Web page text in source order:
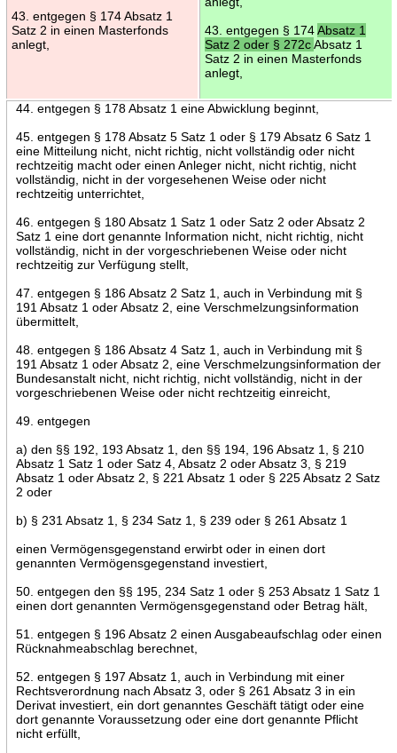
43. entgegen § 174 Absatz 1
Satz 2 in einen Masterfonds
anlegt,
43. entgegen § 174Absatz 1
Satz 2 oder § 272cAbsatz 1
Satz 2 in einen Masterfonds
anlegt,
44. entgegen § 178 Absatz 1 eine Abwicklung beginnt,
45. entgegen § 178 Absatz 5 Satz 1 oder § 179 Absatz 6 Satz 1
eine Mitteilung nicht, nicht richtig, nicht vollständig oder nicht
rechtzeitig macht oder einen Anleger nicht, nicht richtig, nicht
vollständig, nicht in der vorgesehenen Weise oder nicht
rechtzeitig unterrichtet,
46. entgegen § 180 Absatz 1 Satz 1 oder Satz 2 oder Absatz 2
Satz 1 eine dort genannte Information nicht, nicht richtig, nicht
vollständig, nicht in der vorgeschriebenen Weise oder nicht
rechtzeitig zur Verfügung stellt,
47. entgegen § 186 Absatz 2 Satz 1, auch in Verbindung mit §
191 Absatz 1 oder Absatz 2, eine Verschmelzungsinformation
übermittelt,
48. entgegen § 186 Absatz 4 Satz 1, auch in Verbindung mit §
191 Absatz 1 oder Absatz 2, eine Verschmelzungsinformation der
Bundesanstalt nicht, nicht richtig, nicht vollständig, nicht in der
vorgeschriebenen Weise oder nicht rechtzeitig einreicht,
49. entgegen
a) den §§ 192, 193 Absatz 1, den §§ 194, 196 Absatz 1, § 210
Absatz 1 Satz 1 oder Satz 4, Absatz 2 oder Absatz 3, § 219
Absatz 1 oder Absatz 2, § 221 Absatz 1 oder § 225 Absatz 2 Satz
2 oder
b) § 231 Absatz 1, § 234 Satz 1, § 239 oder § 261 Absatz 1
einen Vermögensgegenstand erwirbt oder in einen dort
genannten Vermögensgegenstand investiert,
50. entgegen den §§ 195, 234 Satz 1 oder § 253 Absatz 1 Satz 1
einen dort genannten Vermögensgegenstand oder Betrag hält,
51. entgegen § 196 Absatz 2 einen Ausgabeaufschlag oder einen
Rücknahmeabschlag berechnet,
52. entgegen § 197 Absatz 1, auch in Verbindung mit einer
Rechtsverordnung nach Absatz 3, oder § 261 Absatz 3 in ein
Derivat investiert, ein dort genanntes Geschäft tätigt oder eine
dort genannte Voraussetzung oder eine dort genannte Pflicht
nicht erfüllt,